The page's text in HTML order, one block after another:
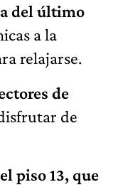
del último
a la
relajarse.
de
de
piso 13, que